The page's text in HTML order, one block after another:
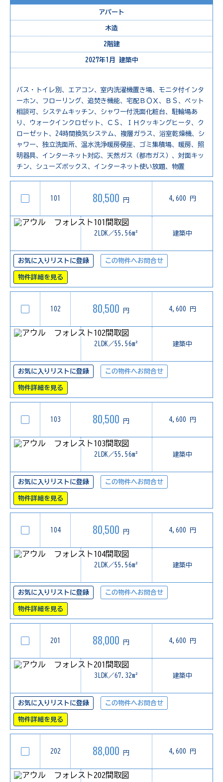
アパート
木造
2階建
2027年1月 建築中
バス・トイレ別、エアコン、室内洗濯機置き場、モニタ付インタ
ーホン、フローリング、追焚き機能、宅配ＢＯＸ、ＢＳ、ペット
相談可、システムキッチン、シャワー付洗面化粧台、駐輪場あ
り、ウォークインクロゼット、ＣＳ、ＩＨクッキングヒータ、ク
ローゼット、24時間換気システム、複層ガラス、浴室乾燥機、シ
ャワー、独立洗面所、温水洗浄暖房便座、ゴミ集積場、暖房、照
明器具、インターネット対応、天然ガス（都市ガス）、対面キッ
チン、シューズボックス、インターネット使い放題、物置
101 80,500 円 4,600 円
2LDK／55.56m² 建築中
お気に入りリストに登録 この物件へお問合せ
物件詳細を見る
102 80,500 円 4,600 円
2LDK／55.56m² 建築中
お気に入りリストに登録 この物件へお問合せ
物件詳細を見る
103 80,500 円 4,600 円
2LDK／55.56m² 建築中
お気に入りリストに登録 この物件へお問合せ
物件詳細を見る
104 80,500 円 4,600 円
2LDK／55.56m² 建築中
お気に入りリストに登録 この物件へお問合せ
物件詳細を見る
201 88,000 円 4,600 円
3LDK／67.32m² 建築中
お気に入りリストに登録 この物件へお問合せ
物件詳細を見る
202 88,000 円 4,600 円